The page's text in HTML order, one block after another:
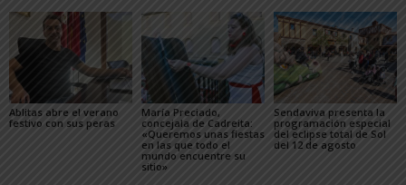
Ablitas abre el verano
festivo con sus peras
María Preciado,
concejala de Cadreita:
«Queremos unas fiestas
en las que todo el
mundo encuentre su
sitio»
Sendaviva presenta la
programación especial
del eclipse total de Sol
del 12 de agosto